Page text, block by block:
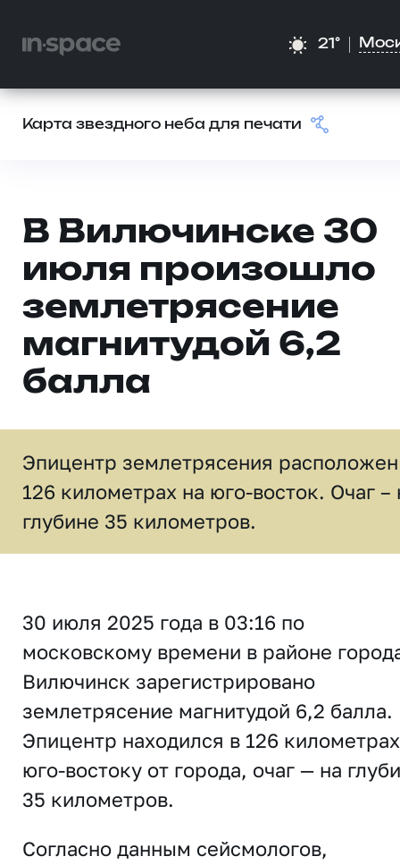
21°
Карта звездного неба для печати
В Вилючинске 30
июля произошло
землетрясение
магнитудой 6,2
балла
Эпицентр землетрясения
126 километрах на юго-восток. Очаг –
глубине 35 километров.
30 июля 2025 года в 03:16 по
московскому времени в районе
Вилючинск зарегистрировано
землетрясение магнитудой 6,2 балла.
Эпицентр находился в 126
юго-востоку от города, очаг — на
35 километров.
Согласно данным сейсмологов,